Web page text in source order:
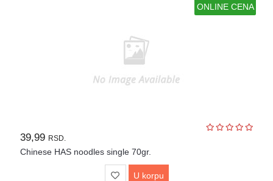
ONLINE CENA
39,99 RSD.
Chinese HAS noodles single 70gr.
U korpu